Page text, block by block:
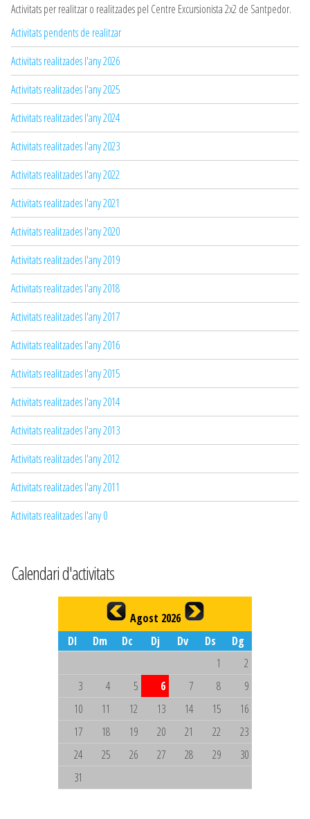
Activitats per realitzar o realitzades pel Centre Excursionista 2x2 de Santpedor.
Activitats pendents de realitzar
Activitats realitzades l'any 2026
Activitats realitzades l'any 2025
Activitats realitzades l'any 2024
Activitats realitzades l'any 2023
Activitats realitzades l'any 2022
Activitats realitzades l'any 2021
Activitats realitzades l'any 2020
Activitats realitzades l'any 2019
Activitats realitzades l'any 2018
Activitats realitzades l'any 2017
Activitats realitzades l'any 2016
Activitats realitzades l'any 2015
Activitats realitzades l'any 2014
Activitats realitzades l'any 2013
Activitats realitzades l'any 2012
Activitats realitzades l'any 2011
Activitats realitzades l'any 0
Calendari d'activitats
Agost 2026
Dl
Dm Dc Dj Dv Ds
Dg
1
2
3
4 5 6 7 8
9
10
11 12 13 14 15
16
17
18 19 20 21 22
23
24
25 26 27 28 29
30
31